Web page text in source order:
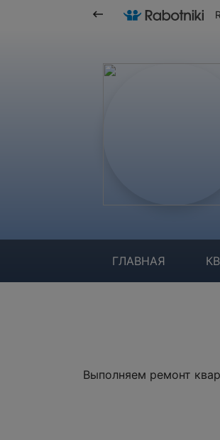
ГЛАВНАЯ
Выполняем ремонт